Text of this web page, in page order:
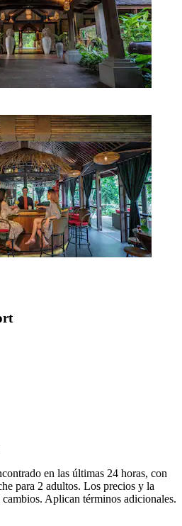
en las últimas 24 horas, con
para 2 adultos. Los precios y la
Aplican términos adicionales.